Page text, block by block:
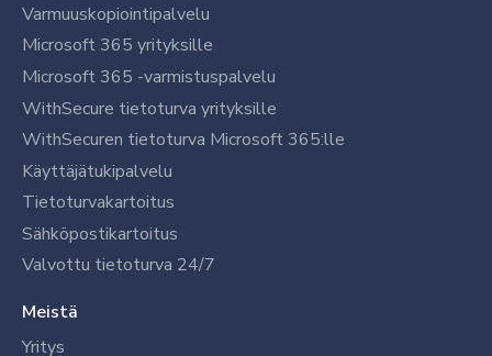
Varmuuskopiointipalvelu
Microsoft 365 yrityksille
Microsoft 365 -varmistuspalvelu
WithSecure tietoturva yrityksille
WithSecuren tietoturva Microsoft 365:lle
Käyttäjätukipalvelu
Tietoturvakartoitus
Sähköpostikartoitus
Valvottu tietoturva 24/7
Meistä
Yritys